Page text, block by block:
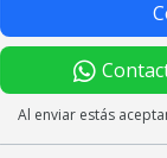
Al enviar estás